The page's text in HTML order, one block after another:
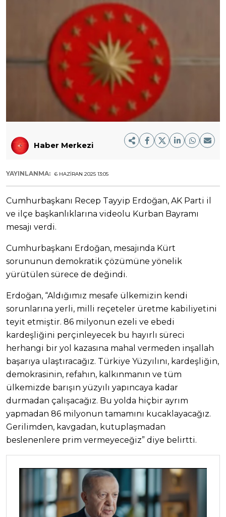
Haber Merkezi
YAYINLANMA: 6 HAZIRAN 2025 13:05
Cumhurbaşkanı Recep Tayyip Erdoğan, AK Parti il
ve ilçe başkanlıklarına videolu Kurban Bayramı
mesajı verdi.
Cumhurbaşkanı Erdoğan, mesajında Kürt
sorununun demokratik çözümüne yönelik
yürütülen sürece de değindi.
Erdoğan, “Aldığımız mesafe ülkemizin kendi
sorunlarına yerli, milli reçeteler üretme kabiliyetini
teyit etmiştir. 86 milyonun ezeli ve ebedi
kardeşliğini perçinleyecek bu hayırlı süreci
herhangi bir yol kazasına mahal vermeden inşallah
başarıya ulaştıracağız. Türkiye Yüzyılını, kardeşliğin,
demokrasinin, refahın, kalkınmanın ve tüm
ülkemizde barışın yüzyılı yapıncaya kadar
durmadan çalışacağız. Bu yolda hiçbir ayrım
yapmadan 86 milyonun tamamını kucaklayacağız.
Gerilimden, kavgadan, kutuplaşmadan
beslenenlere prim vermeyeceğiz” diye belirtti.